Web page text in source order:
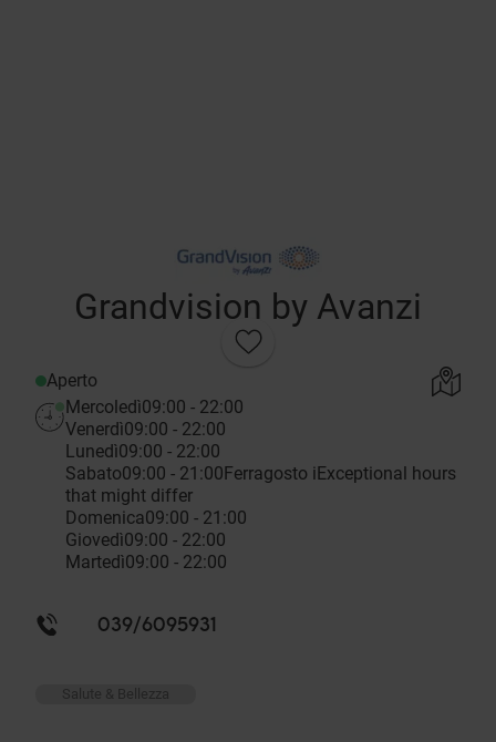
Grandvision by Avanzi
Aperto
Mercoledì09:00 - 22:00
Venerdì09:00 - 22:00
Lunedì09:00 - 22:00
Sabato09:00 - 21:00Ferragosto iExceptional hours
that might differ
Domenica09:00 - 21:00
Giovedì09:00 - 22:00
Martedì09:00 - 22:00
039/6095931
Salute & Bellezza